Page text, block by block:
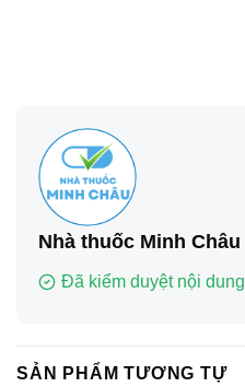
Nhà thuốc Minh Châu
Đã kiểm duyệt nội dung
SẢN PHẨM TƯƠNG TỰ